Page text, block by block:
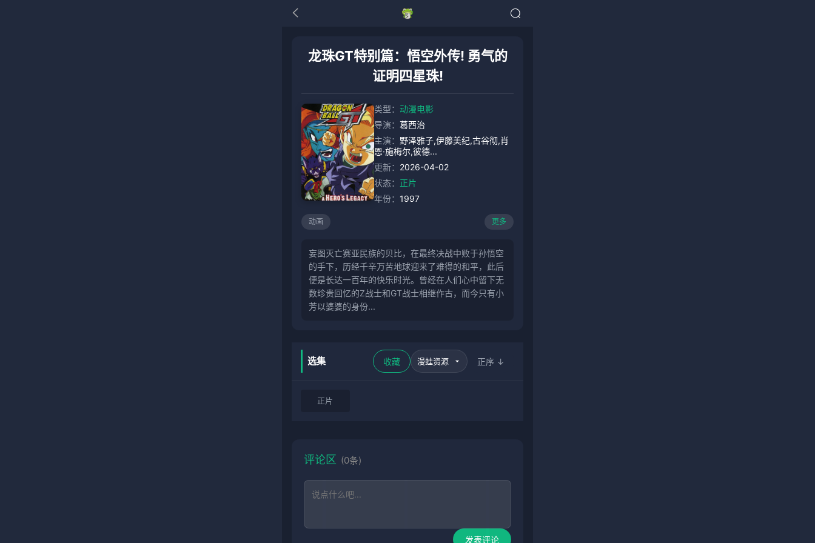
龙珠GT特别篇：悟空外传! 勇气的
证明四星珠!
类型： 动漫电影
导演： 葛西治
主演： 野泽雅子,伊藤美纪,古谷彻,肖
恩·施梅尔,彼德...
更新： 2026-04-02
状态： 正片
年份： 1997
动画 更多
妄图灭亡赛亚民族的贝比，在最终决战中败于孙悟空
的手下，历经千辛万苦地球迎来了难得的和平，此后
便是长达一百年的快乐时光。曾经在人们心中留下无
数珍贵回忆的Z战士和GT战士相继作古，而今只有小
芳以婆婆的身份...
选集 收藏 正序 ↓
正片
评论区 (0条)
发表评论